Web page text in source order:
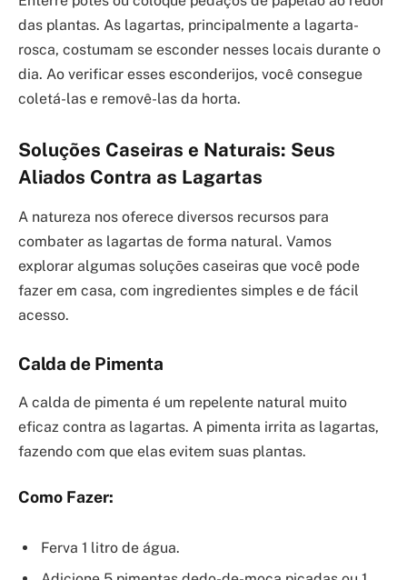
das plantas. As lagartas, principalmente a lagarta-
rosca, costumam se esconder nesses locais durante o
dia. Ao verificar esses esconderijos, você consegue
coletá-las e removê-las da horta.
Soluções Caseiras e Naturais: Seus
Aliados Contra as Lagartas
A natureza nos oferece diversos recursos para
combater as lagartas de forma natural. Vamos
explorar algumas soluções caseiras que você pode
fazer em casa, com ingredientes simples e de fácil
acesso.
Calda de Pimenta
A calda de pimenta é um repelente natural muito
eficaz contra as lagartas. A pimenta irrita as lagartas,
fazendo com que elas evitem suas plantas.
Como Fazer:
Ferva 1 litro de água.